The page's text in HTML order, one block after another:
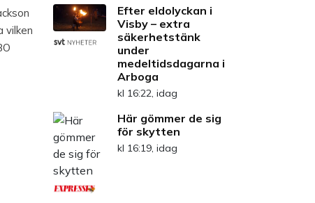
vilken
Efter eldolyckan i
Visby – extra
säkerhetstänk
under
medeltidsdagarna i
Arboga
kl 16:22, idag
Här gömmer de sig
för skytten
kl 16:19, idag